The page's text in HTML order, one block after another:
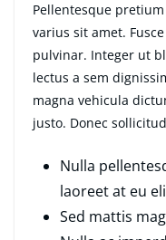
Pellentesque
varius sit amet.
pulvinar. Integer ut
lectus a sem
magna vehicula
justo. Donec
Nulla
laoreet at eu
Sed mattis